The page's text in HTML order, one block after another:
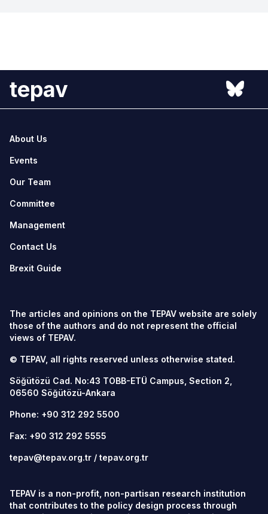
tepav
About Us
Events
Our Team
Committee
Management
Contact Us
Brexit Guide
The articles and opinions on the TEPAV website are solely
those of the authors and do not represent the official
views of TEPAV.
© TEPAV, all rights reserved unless otherwise stated.
Söğütözü Cad. No:43 TOBB-ETÜ Campus, Section 2,
06560 Söğütözü-Ankara
Phone: +90 312 292 5500
Fax: +90 312 292 5555
tepav@tepav.org.tr / tepav.org.tr
TEPAV is a non-profit, non-partisan research institution
that contributes to the policy design process through